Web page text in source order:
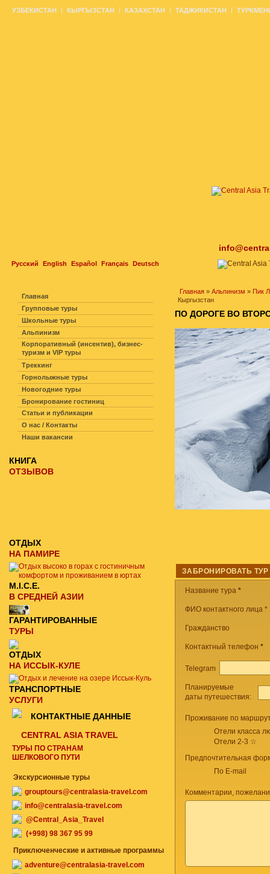
Русский English Español Français Deutsch
УЗБЕКИСТАН КЫРГЫЗСТАН КАЗАХСТАН ТАДЖИКИСТАН
Главная » Альпинизм » Пик
Кыргызстан
ПО ДОРОГЕ ВО
ЗАБРОНИРОВАТЬ ТУР
Название тура *
ФИО контактного лица *
Гражданство
Контактный телефон *
Telegram
Планируемые
даты путешествия:
Проживание по
Отели класса
Отели 2-3 ☆
Предпочтительная
По E-mail
Комментарии,
Главная
Групповые туры
Школьные туры
Альпинизм
Корпоративный (инсентив), бизнес-
туризм и VIP туры
Треккинг
Горнолыжные туры
Новогодние туры
Бронирование гостиниц
Статьи и публикации
О нас / Контакты
Наши вакансии
КНИГА
ОТЗЫВОВ
ОТДЫХ
НА ПАМИРЕ
M.I.C.E.
В СРЕДНЕЙ АЗИИ
ГАРАНТИРОВАННЫЕ
ТУРЫ
ОТДЫХ
НА ИССЫК-КУЛЕ
ТРАНСПОРТНЫЕ
УСЛУГИ
КОНТАКТНЫЕ ДАННЫЕ
CENTRAL ASIA TRAVEL
ТУРЫ ПО СТРАНАМ
ШЕЛКОВОГО ПУТИ
Экскурсионные туры
grouptours@centralasia-travel.com
info@centralasia-travel.com
@Central_Asia_Travel
(+998) 98 367 95 99
Приключенческие и активные программы
adventure@centralasia-travel.com